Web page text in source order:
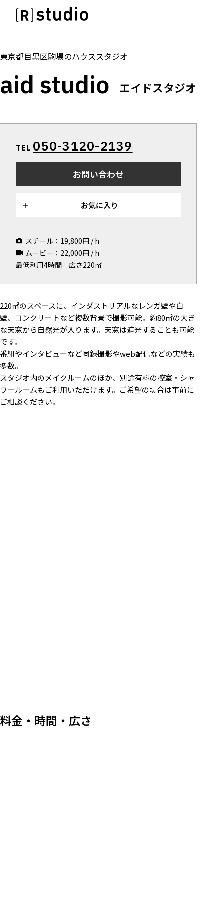
IMAGE
SCENE
部屋ごとに写真で見比べたい
ひとつのスタジオであれもこれも
LOCATION
カフェやオフィスなどロケシーンも
SIZE&PRICE
ALL FILTER
すべての選択肢からスタジオを探す
スタジオを探す
SCENE
部屋ごとに写真で見比べたい
VARIATION
SIZE&PRICE
ALL FILTER
すべての選択肢からスタジオを探す
マップから探す
お気に入り
お知らせ
会社概要
プライバシーポリシー
東京都目黒区駒場のハウススタジオ
aid studio エイドスタジオ
TEL 050-3120-2139
お問い合わせ
お気に入り
スチール： 19,800円 / h
ムービー： 22,000円 / h
最低利用4時間
広さ220㎡
220㎡のスペースに、インダストリアルなレンガ壁や白
壁、コンクリートなど複数背景で撮影可能。約80㎡の大き
な天窓から自然光が入ります。天窓は遮光することも可能
です。
番組やインタビューなど同録撮影やweb配信などの実績も
多数。
スタジオ内のメイクルームのほか、別途有料の控室・シャ
ワールームもご利用いただけます。ご希望の場合は事前に
ご相談ください。
料金・時間・広さ